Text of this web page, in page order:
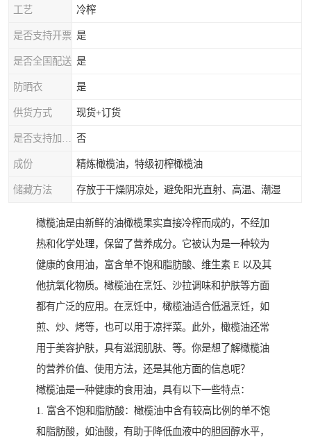
工艺 冷榨
是否支持开票 是
是否全国配送 是
防晒衣 是
供货方式 现货+订货
否
成份 精炼橄榄油，特级初榨橄榄油
储藏方法 存放于干燥阴凉处，避免阳光直射、高温、潮湿
橄榄油是由新鲜的油橄榄果实直接冷榨而成的，不经加
热和化学处理，保留了营养成分。它被认为是一种较为
健康的食用油，富含单不饱和脂肪酸、维生素 E 以及其
他抗氧化物质。橄榄油在烹饪、沙拉调味和护肤等方面
都有广泛的应用。在烹饪中，橄榄油适合低温烹饪，如
煎、炒、烤等，也可以用于凉拌菜。此外，橄榄油还常
用于美容护肤，具有滋润肌肤、等。你是想了解橄榄油
的营养价值、使用方法，还是其他方面的信息呢？
橄榄油是一种健康的食用油，具有以下一些特点：
1. 富含不饱和脂肪酸：橄榄油中含有较高比例的单不饱
和脂肪酸，如油酸，有助于降低血液中的胆固醇水平，